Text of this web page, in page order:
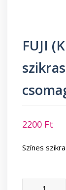
FUJI
2200 Ft
Színes